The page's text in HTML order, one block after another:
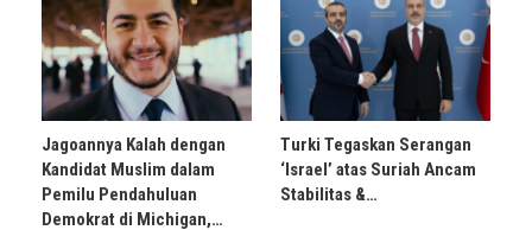
Jagoannya Kalah dengan
Kandidat Muslim dalam
Pemilu Pendahuluan
Demokrat di Michigan,…
Turki Tegaskan Serangan
‘Israel’ atas Suriah Ancam
Stabilitas &…